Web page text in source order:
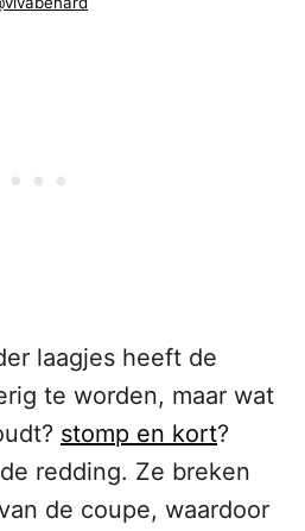
laagjes heeft de
te worden, maar wat
stomp en kort?
redding. Ze breken
de coupe, waardoor